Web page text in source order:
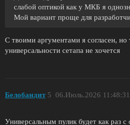
слабой оптикой как у МКБ я
Мой вариант проще для
С твоими аргументами я согласен, но
универсальности сетапа не хочется
Белобандит 06.Июль.2026 11:48:31
5
Универсальным пулик будет как раз